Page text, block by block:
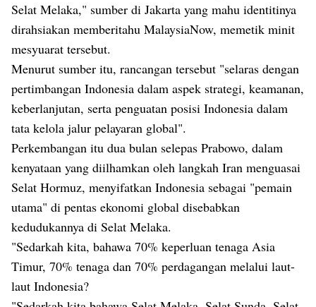
Selat Melaka," sumber di Jakarta yang mahu identitinya
dirahsiakan memberitahu MalaysiaNow, memetik minit
mesyuarat tersebut.
Menurut sumber itu, rancangan tersebut "selaras dengan
pertimbangan Indonesia dalam aspek strategi, keamanan,
keberlanjutan, serta penguatan posisi Indonesia dalam
tata kelola jalur pelayaran global".
Perkembangan itu dua bulan selepas Prabowo, dalam
kenyataan yang diilhamkan oleh langkah Iran menguasai
Selat Hormuz, menyifatkan Indonesia sebagai "pemain
utama" di pentas ekonomi global disebabkan
kedudukannya di Selat Melaka.
"Sedarkah kita, bahawa 70% keperluan tenaga Asia
Timur, 70% tenaga dan 70% perdagangan melalui laut-
laut Indonesia?